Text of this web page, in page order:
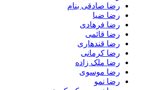
رضا صادقی بنام
رضا ضیا
رضا فرهادی
رضا قائمی
رضا قندهاری
رضا کرمانی
رضا ملک زاده
رضا موسوی
رضا نمو